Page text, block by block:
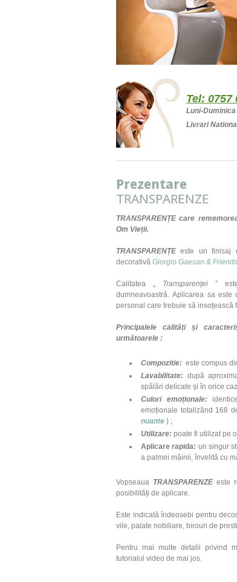
Tel: 0757
Luni-Duminica
Livrari
Prezentare
TRANSPARENZE
TRANSPARENȚE care
Om Vieții.
TRANSPARENȚE este un finisaj
decorativă Giorgio Gaesan & Friends
Calitatea „ Transparenței ”
dumneavoastră. Aplicarea sa
personal care trebuie să insoțească
Principalele calități și
următoarele :
Compozitie: este compus
Lavabilitate: după
spălări delicate și în orice
Culori emoționale:
emoționale totalizând 168
nuante ) ;
Utilizare: poate fi utilizat pe
Aplicare rapida: un singur
a palmei mâinii, învelită cu
Vopseaua TRANSPARENZE este
posibilități de aplicare.
Este indicată îndeosebi pentru
vile, palate nobiliare, birouri de
​Pentru mai multe detalii privind
tutorialul video de mai jos.